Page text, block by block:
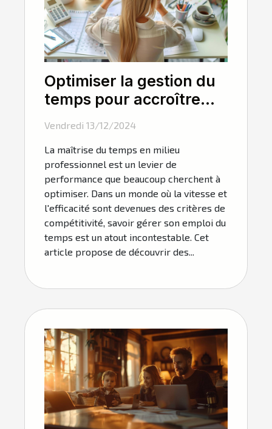
Optimiser la gestion du
temps pour accroître
Vendredi 13/12/2024
La maîtrise du temps en milieu
professionnel est un levier de
performance que beaucoup cherchent à
optimiser. Dans un monde où la vitesse et
l'efficacité sont devenues des critères de
compétitivité, savoir gérer son emploi du
temps est un atout incontestable. Cet
article propose de découvrir des...